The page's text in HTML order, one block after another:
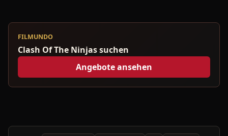
FILMUNDO
Clash Of The Ninjas suchen
Angebote ansehen